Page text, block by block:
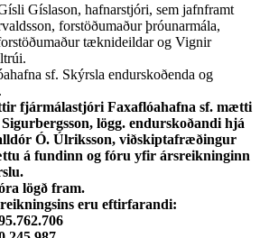
Gíslason, hafnarstjóri, sem jafnframt
forstöðumaður þróunarmála,
tæknideildar og Vignir
sf. Skýrsla endurskoðenda og
fjármálastjóri Faxaflóahafna sf. mætti
lögg. endurskoðandi hjá
Ó. Úlriksson, viðskiptafræðingur
á fundinn og fóru yfir ársreikninginn
lögð fram.
eru eftirfarandi: